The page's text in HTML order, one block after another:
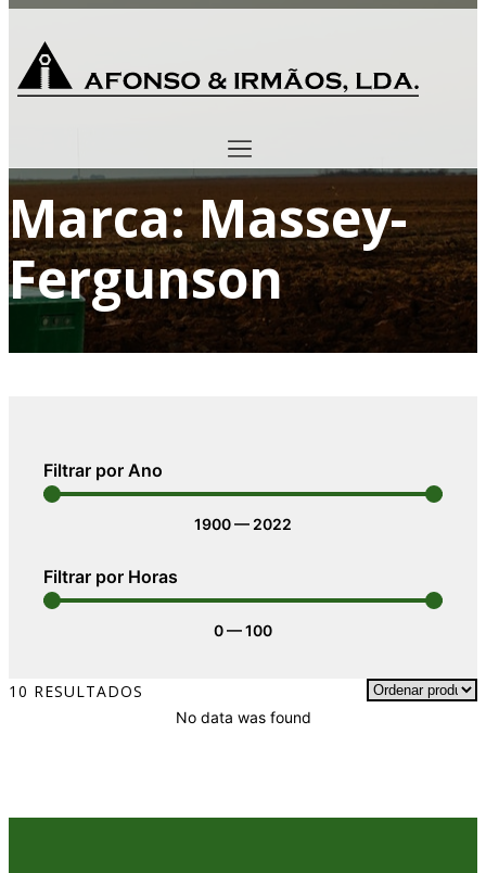
Marca: Massey-
Fergunson
Filtrar por Ano
1900— 2022
Filtrar por Horas
0—100
10 RESULTADOS
No data was found